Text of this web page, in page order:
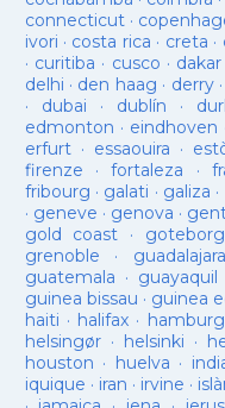
connecticut·
ivori · costa rica · creta ·
· curitiba · cusco · dakar
delhi · den haag · derry·
· dubai · dublín ·
edmonton · eindhoven
erfurt· essaouira ·
firenze ·fortaleza ·
fribourg · galati · galiza ·
· geneve · genova ·
gold coast · goteborg
grenoble · guadalajara
guatemala · guayaquil
guinea bissau · guinea
haiti · halifax · hamburg
helsingør· helsinki ·
houston · huelva ·
iquique · iran · irvine ·